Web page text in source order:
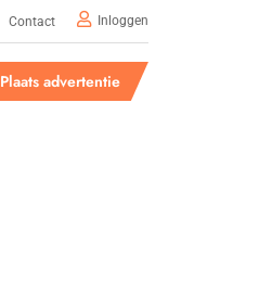
Contact Inloggen
Plaats advertentie